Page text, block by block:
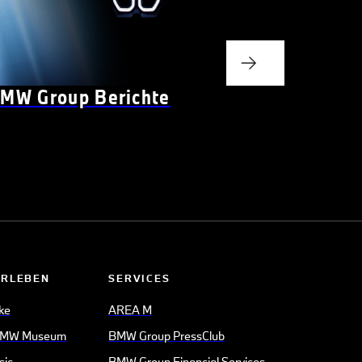
Group Berichte
Museum
SERVICES
AREA M
BMW Group PressClub